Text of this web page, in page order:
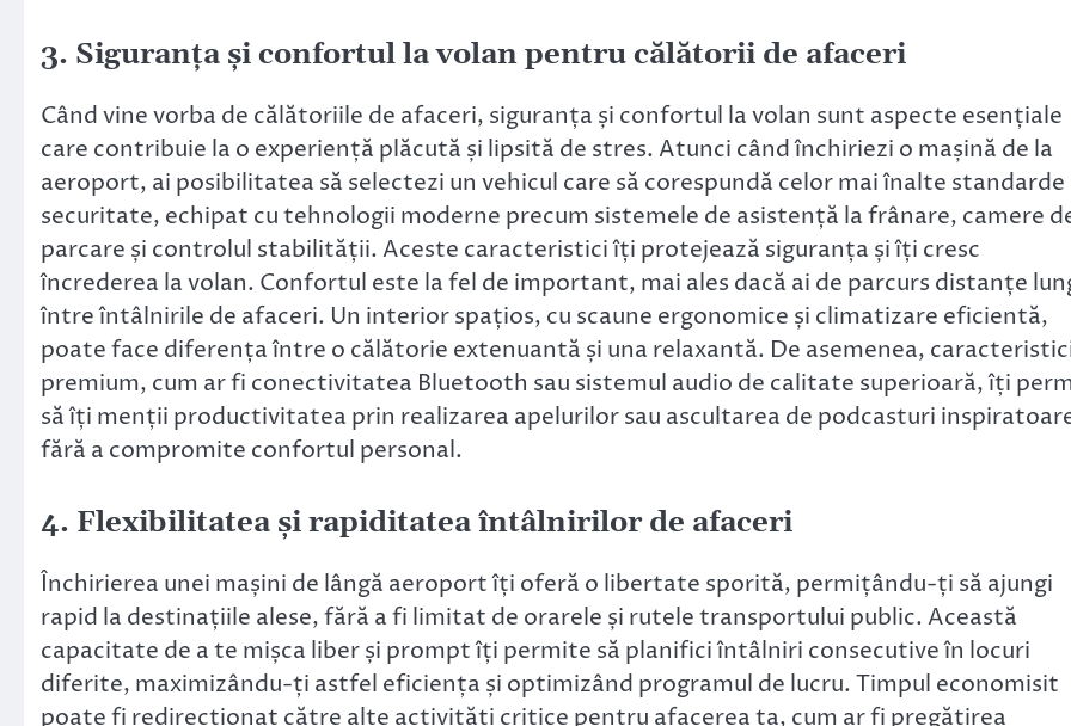
3. Siguranța și confortul la volan pentru călătorii de afaceri
Când vine vorba de călătoriile de afaceri, siguranța și confortul la volan sunt aspecte esențiale
care contribuie la o experiență plăcută și lipsită de stres. Atunci când închiriezi o mașină de la
aeroport, ai posibilitatea să selectezi un vehicul care să corespundă celor mai înalte standarde
securitate, echipat cu tehnologii moderne precum sistemele de asistență la frânare, camere
parcare și controlul stabilității. Aceste caracteristici îți protejează siguranța și îți cresc
încrederea la volan. Confortul este la fel de important, mai ales dacă ai de parcurs distanțe
între întâlnirile de afaceri. Un interior spațios, cu scaune ergonomice și climatizare eficientă,
poate face diferența între o călătorie extenuantă și una relaxantă. De asemenea,
premium, cum ar fi conectivitatea Bluetooth sau sistemul audio de calitate superioară, îți
să îți menții productivitatea prin realizarea apelurilor sau ascultarea de podcasturi
fără a compromite confortul personal.
4. Flexibilitatea și rapiditatea întâlnirilor de afaceri
Închirierea unei mașini de lângă aeroport îți oferă o libertate sporită, permițându-ți să ajungi
rapid la destinațiile alese, fără a fi limitat de orarele și rutele transportului public. Această
capacitate de a te mișca liber și prompt îți permite să planifici întâlniri consecutive în locuri
diferite, maximizându-ți astfel eficiența și optimizând programul de lucru. Timpul economisit
poate fi redirecționat către alte activități critice pentru afacerea ta, cum ar fi pregătirea